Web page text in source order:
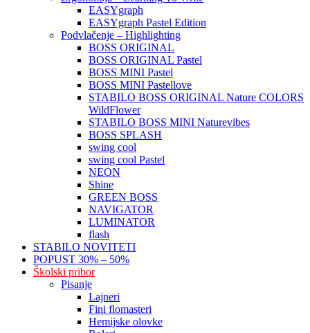
EASYgraph
EASYgraph Pastel Edition
Podvlačenje – Highlighting
BOSS ORIGINAL
BOSS ORIGINAL Pastel
BOSS MINI Pastel
BOSS MINI Pastellove
STABILO BOSS ORIGINAL Nature COLORS
WildFlower
STABILO BOSS MINI Naturevibes
BOSS SPLASH
swing cool
swing cool Pastel
NEON
Shine
GREEN BOSS
NAVIGATOR
LUMINATOR
flash
STABILO NOVITETI
POPUST 30% – 50%
Školski pribor
Pisanje
Lajneri
Fini flomasteri
Hemijske olovke